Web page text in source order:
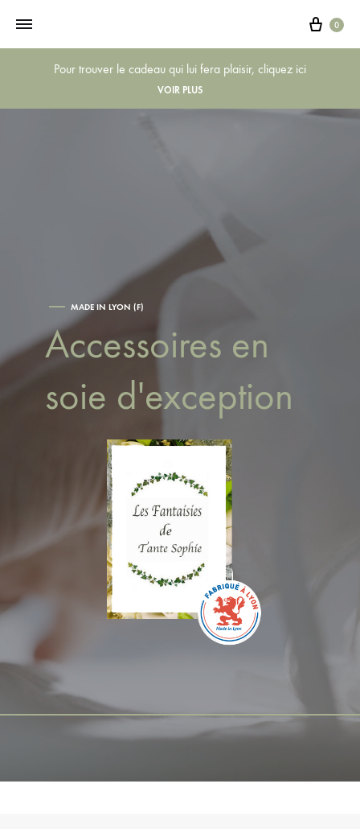
0
Pour trouver le cadeau qui lui fera plaisir, cliquez ici
VOIR PLUS
Accessoires en
soie d'exception
MADE IN LYON (F)